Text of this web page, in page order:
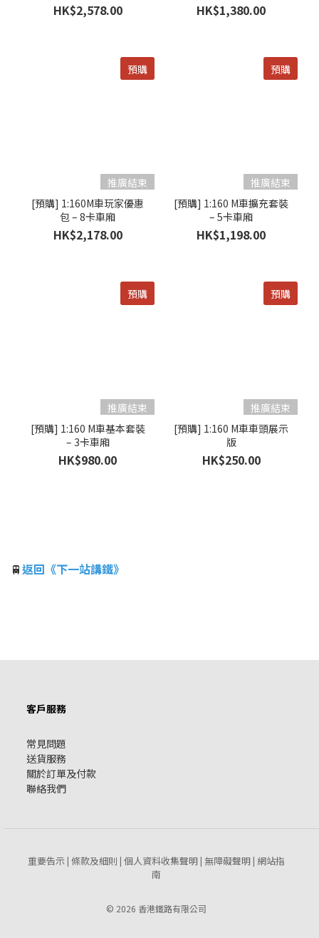
HK$2,578.00 HK$1,380.00
預購
[預購] 1:160M車玩家優惠
包 – 8卡車廂
HK$2,178.00
預購
[預購] 1:160 M車擴充套裝
– 5卡車廂
HK$1,198.00
預購
[預購] 1:160 M車基本套裝
– 3卡車廂
HK$980.00
預購
[預購] 1:160 M車車頭展示
版
HK$250.00
🚆返回《下一站講鐵》
客戶服務
常見問題
送貨服務
關於訂單及付款
聯絡我們
重要告示| 條款及細則 | 個人資料收集聲明| 無障礙聲明| 網站指
南
© 2026 香港鐵路有限公司